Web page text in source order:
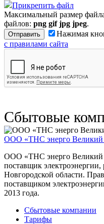
Прикрепить файл
Максимальный размер
файлов: png gif jpg jpeg.
Нажимая
с правилами сайта
Сбытовые
ООО «ТНС энерго Великий
ООО «ТНС энерго
поставщик
Новгородской области.
поставщиком
2013 года.
Сбытовые компании
Тарифы